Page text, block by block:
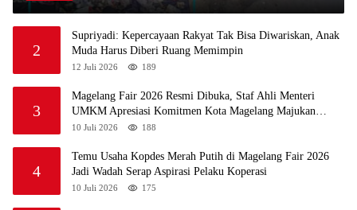
2
Supriyadi: Kepercayaan Rakyat Tak Bisa Diwariskan, Anak
Muda Harus Diberi Ruang Memimpin
12 Juli 2026 189
3
Magelang Fair 2026 Resmi Dibuka, Staf Ahli Menteri
UMKM Apresiasi Komitmen Kota Magelang Majukan
UMKM
10 Juli 2026 188
4
Temu Usaha Kopdes Merah Putih di Magelang Fair 2026
Jadi Wadah Serap Aspirasi Pelaku Koperasi
10 Juli 2026 175